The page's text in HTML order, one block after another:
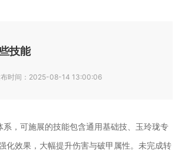
技能
时间： 2025-08-14 13:00:06
，可施展的技能包含通用基础技、玉玲珑专
化效果，大幅提升伤害与破甲属性。未完成转